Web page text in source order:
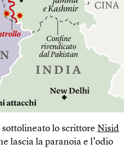
lo scrittore Nisid
lascia la paranoia e l’odio